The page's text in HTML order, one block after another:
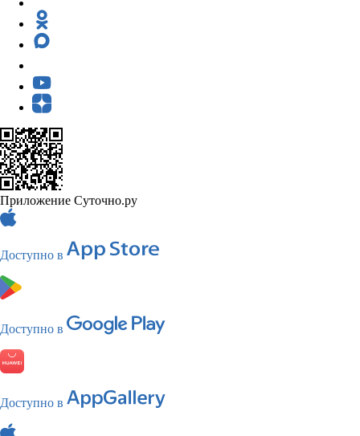
Приложение Суточно.ру
Доступно в
Доступно в
Доступно в